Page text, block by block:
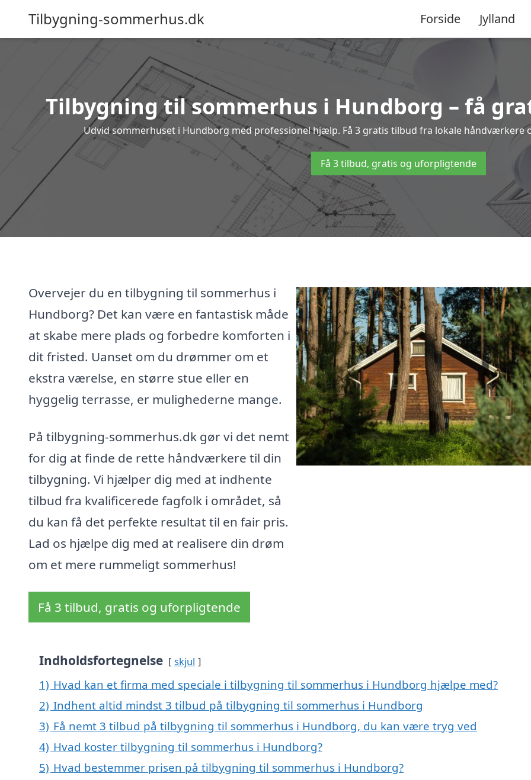
Tilbygning-sommerhus.dk Forside Jylland
Tilbygning til sommerhus i Hundborg – få
Udvid sommerhuset i Hundborg med professionel hjælp. Få 3 gratis tilbud fra lokale håndværkere
Få 3 tilbud, gratis og uforpligtende
Overvejer du en tilbygning til sommerhus i
Hundborg? Det kan være en fantastisk måde
at skabe mere plads og forbedre komforten i
dit fristed. Uanset om du drømmer om et
ekstra værelse, en større stue eller en
hyggelig terrasse, er mulighederne mange.
På tilbygning-sommerhus.dk gør vi det nemt
for dig at finde de rette håndværkere til din
tilbygning. Vi hjælper dig med at indhente
tilbud fra kvalificerede fagfolk i området, så
du kan få det perfekte resultat til en fair pris.
Lad os hjælpe dig med at realisere din drøm
om et mere rummeligt sommerhus!
Få 3 tilbud, gratis og uforpligtende
Indholdsfortegnelse skjul
1) Hvad kan et firma med speciale i tilbygning til sommerhus i Hundborg hjælpe med?
2) Indhent altid mindst 3 tilbud på tilbygning til sommerhus i Hundborg
3) Få nemt 3 tilbud på tilbygning til sommerhus i Hundborg, du kan være tryg ved
4) Hvad koster tilbygning til sommerhus i Hundborg?
5) Hvad bestemmer prisen på tilbygning til sommerhus i Hundborg?